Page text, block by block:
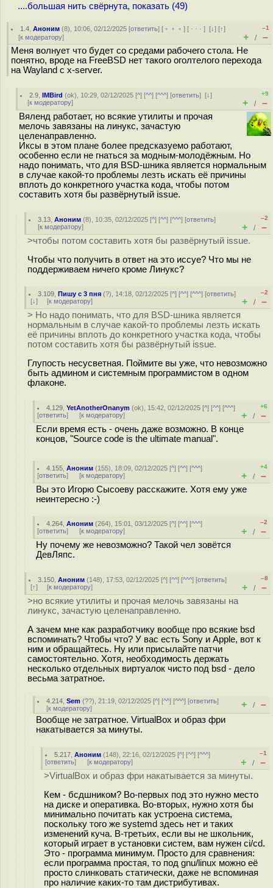
....большая нить свёрнута, показать (49)
1.4 ,Аноним (8), 10:06, 02/12/2025 [ответить] [ ﹢﹢﹢] [ · · ·][↓] [↑]
[к модератору]
–1
+ / –
Меня волнует что будет со средами рабочего стола. Не
понятно, вроде на FreeBSD нет такого оголтелого перехода
на Wayland с x-server.
2.9 ,IMBird (ok), 10:29, 02/12/2025 [^] [^^] [^^^] [ответить][↓]
[к модератору]
+9
+ / –
Вяленд работает, но всякие утилиты и прочая
мелочь завязаны на линукс, зачастую
целенаправленно.
Иксы в этом плане более предсказуемо работают,
особенно если не гнаться за модным-молодёжным. Но
надо понимать, что для BSD-шника является нормальным
в случае какой-то проблемы лезть искать её причины
вплоть до конкретного участка кода, чтобы потом
составить хотя бы развёрнутый issue.
3.13 ,Аноним (8), 10:35, 02/12/2025 [^] [^^] [^^^] [ответить]
[к модератору]
–2
+ / –
>чтобы потом составить хотя бы развёрнутый issue.
Чтобы что получить в ответ на это иссуе? Что мы не
поддерживаем ничего кроме Линукс?
3.109 ,Пишу с 3 пня (?), 14:18, 02/12/2025 [^] [^^] [^^^] [ответить]
[↓] [к модератору]
–2
+ / –
> Но надо понимать, что для BSD-шника является
нормальным в случае какой-то проблемы лезть искать
её причины вплоть до конкретного участка кода, чтобы
потом составить хотя бы развёрнутый issue.
Глупость несусветная. Поймите вы уже, что невозможно
быть админом и системным программистом в одном
флаконе.
4.129 ,YetAnotherOnanym (ok), 15:42, 02/12/2025 [^] [^^] [^^^]
[ответить] [к модератору]
+6
+ / –
Если время есть - очень даже возможно. В конце
концов, "Source code is the ultimate manual".
4.155 ,Аноним (155), 18:09, 02/12/2025 [^] [^^] [^^^]
[ответить] [к модератору]
+4
+ / –
Вы это Игорю Сысоеву расскажите. Хотя ему уже
неинтересно :-)
4.264 ,Аноним (264), 15:01, 03/12/2025 [^] [^^] [^^^]
[ответить] [к модератору]
–2
+ / –
Ну почему же невозможно? Такой чел зовётся
ДевЛяпс.
3.150 ,Аноним (148), 17:53, 02/12/2025 [^] [^^] [^^^] [ответить]
[↑] [к модератору]
–8
+ / –
>но всякие утилиты и прочая мелочь завязаны на
линукс, зачастую целенаправленно.
А зачем мне как разработчику вообще про всякие bsd
вспоминать? Чтобы что? У вас есть Sony и Apple, вот к
ним и обращайтесь. Ну или присылайте патчи
самостоятельно. Хотя, необходимость держать
несколько отдельных виртуалок чисто под bsd - дело
весьма затратное.
4.214 ,Sem (??), 21:19, 02/12/2025 [^] [^^] [^^^] [ответить]
[к модератору] + / –
Вообще не затратное. VirtualBox и образ фри
накатывается за минуты.
5.217 ,Аноним (148), 22:16, 02/12/2025 [^] [^^] [^^^]
[ответить] [к модератору]
–1
+ / –
>VirtualBox и образ фри накатывается за минуты.
Кем - бсдшником? Во-первых под это нужно место
на диске и оперативка. Во-вторых, нужно хотя бы
минимально почитать как устроена система,
поскольку того же systemd здесь нет и таких
изменений куча. В-третьих, если вы не школьник,
который играет в установки систем, вам нужен ci/cd.
Это - программа минимум. Просто для сравнения:
если программа простая, то под gnu/linux можно её
просто слинковать статически, даже не вспоминая
про наличие каких-то там дистрибутивах.